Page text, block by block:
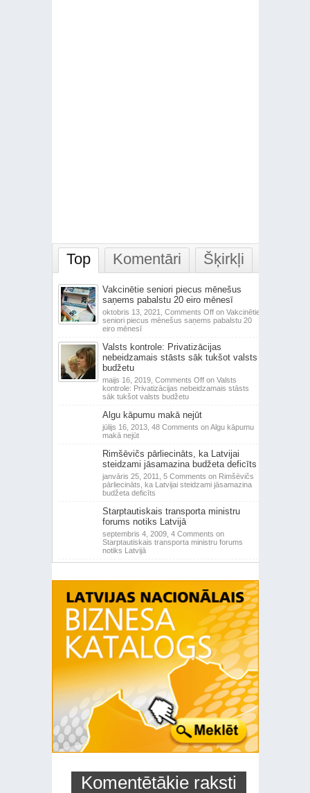
Top Komentāri Šķirkļi
Vakcinētie seniori piecus mēnešus
saņems pabalstu 20 eiro mēnesī
oktobris 13, 2021, Comments Offon Vakcinētie
seniori piecus mēnešus saņems pabalstu 20
eiro mēnesī
Valsts kontrole: Privatizācijas
nebeidzamais stāsts sāk tukšot valsts
budžetu
maijs 16, 2019, Comments Offon Valsts
kontrole: Privatizācijas nebeidzamais stāsts
sāk tukšot valsts budžetu
Algu kāpumu makā nejūt
jūlijs 16, 2013, 48 Comments on Algu kāpumu
makā nejūt
Rimšēvičs pārliecināts, ka Latvijai
steidzami jāsamazina budžeta deficīts
janvāris 25, 2011, 5 Comments on Rimšēvičs
pārliecināts, ka Latvijai steidzami jāsamazina
budžeta deficīts
Starptautiskais transporta ministru
forums notiks Latvijā
septembris 4, 2009, 4 Comments on
Starptautiskais transporta ministru forums
notiks Latvijā
Komentētākie raksti